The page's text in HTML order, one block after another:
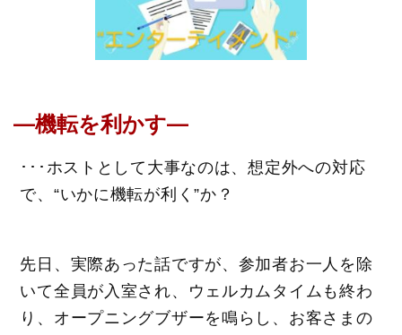
―機転を利かす―
･･･ホストとして大事なのは、想定外への対応
で、“いかに機転が利く”か？
先日、実際あった話ですが、参加者お一人を除
いて全員が入室され、ウェルカムタイムも終わ
り、オープニングブザーを鳴らし、お客さまの